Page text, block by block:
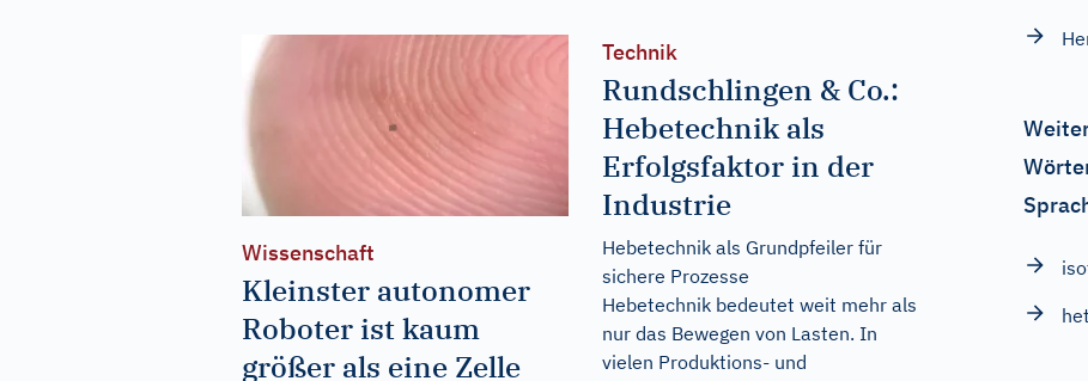
Wissenschaft
Kleinster autonomer
Roboter ist kaum
größer als eine Zelle
Technik
Rundschlingen & Co.:
Hebetechnik als
Erfolgsfaktor in der
Industrie
Hebetechnik als Grundpfeiler für
sichere Prozesse
Hebetechnik bedeutet weit mehr als
nur das Bewegen von Lasten. In
vielen Produktions- und